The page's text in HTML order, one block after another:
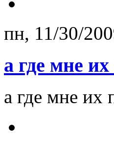
пн, 11/30/
а где мне
а где мне их